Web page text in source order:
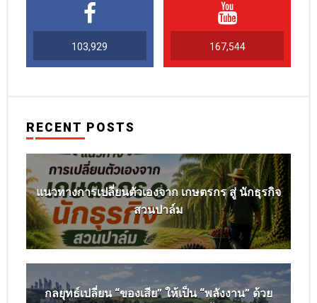
103,929 167,544
RECENT POSTS
แนวทางการเปลี่ยนตัวเองจาก เกษตรกร สู่ นักธุรกิจ
สวนปาล์ม
กลยุทธ์เปลี่ยน “ของเสีย” ให้เป็น “พลังงาน” ด้วย